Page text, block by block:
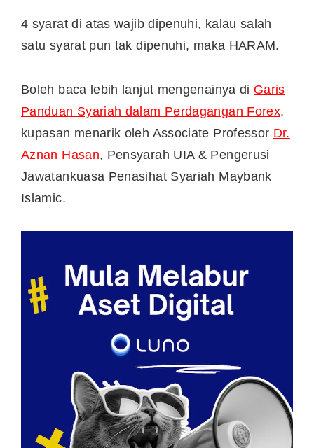
4 syarat di atas wajib dipenuhi, kalau salah
satu syarat pun tak dipenuhi, maka HARAM.
Boleh baca lebih lanjut mengenainya di Garis
Panduan Syariah dalam Perdagangan Forex,
kupasan menarik oleh Associate Professor Dr.
Aznan Hasan, Pensyarah UIA & Pengerusi
Jawatankuasa Penasihat Syariah Maybank
Islamic.